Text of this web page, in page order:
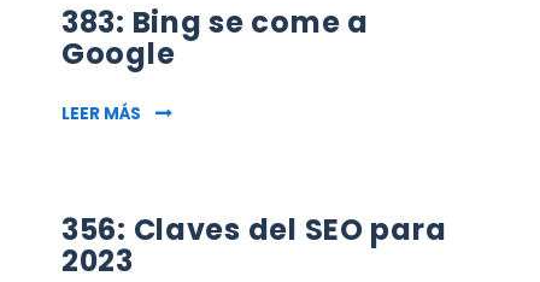
383: Bing se come a
Google
LEER MÁS 383: BING SE COME A GOOGLE
356: Claves del SEO para
2023